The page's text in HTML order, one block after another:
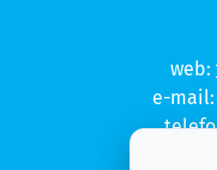
web:
e-mail: